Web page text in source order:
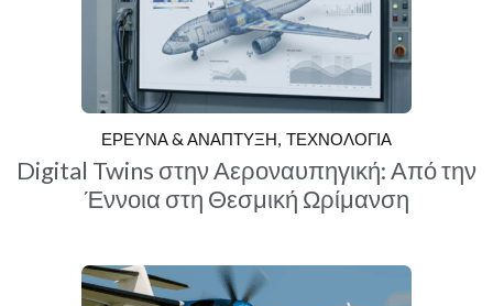
ΕΡΕΥΝΑ & ΑΝΑΠΤΥΞΗ ΤΕΧΝΟΛΟΓΙΑ
Digital Twins στην Αεροναυπηγική: Από την
Έννοια στη Θεσμική Ωρίμανση